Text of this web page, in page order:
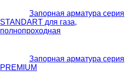
Запорная арматура серия
STANDART для газа,
полнопроходная
Запорная арматура серия
PREMIUM